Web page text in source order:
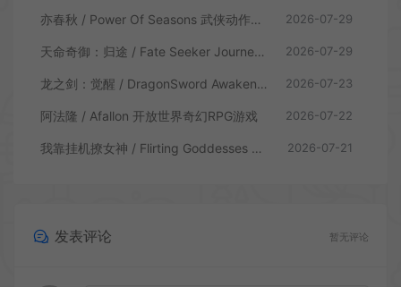
亦春秋 / Power Of Seasons 武侠动作ARPG游戏 2026-07-29
天命奇御：归途 / Fate Seeker Journey 肉鸽动作RPG游戏 2026-07-29
龙之剑：觉醒 / DragonSword Awakening 开放世界动作RPG游戏 2026-07-23
阿法隆 / Afallon 开放世界奇幻RPG游戏 2026-07-22
我靠挂机撩女神 / Flirting Goddesses by AFK 休闲放置RPG游戏 2026-07-21
发表评论 暂无评论